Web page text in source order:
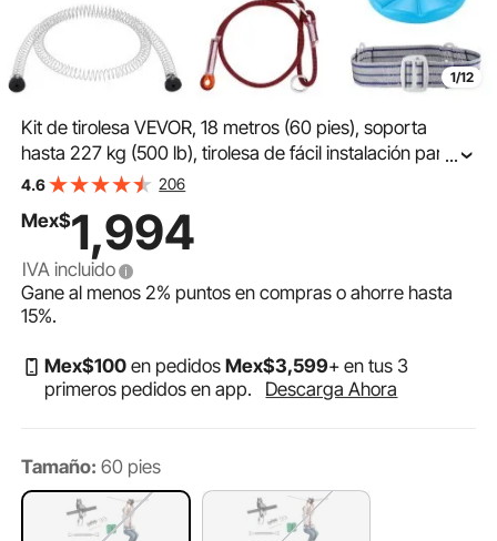
1/12
Kit de tirolesa VEVOR, 18 metros (60 pies), soporta
hasta 227 kg (500 lb), tirolesa de fácil instalación para
exteriores, ideal para parques infantiles. Incluye una
(NOTA: Solo para adolescentes. No apto para adultos).
...
4.6 206
Mex$1,994
IVA incluido
Gane al menos2% puntos en compras o ahorre hasta
15%.
Mex$100 en pedidosMex$3,599+ en tus 3
primeros pedidos en app.
Descarga Ahora
Tamaño: 60 pies